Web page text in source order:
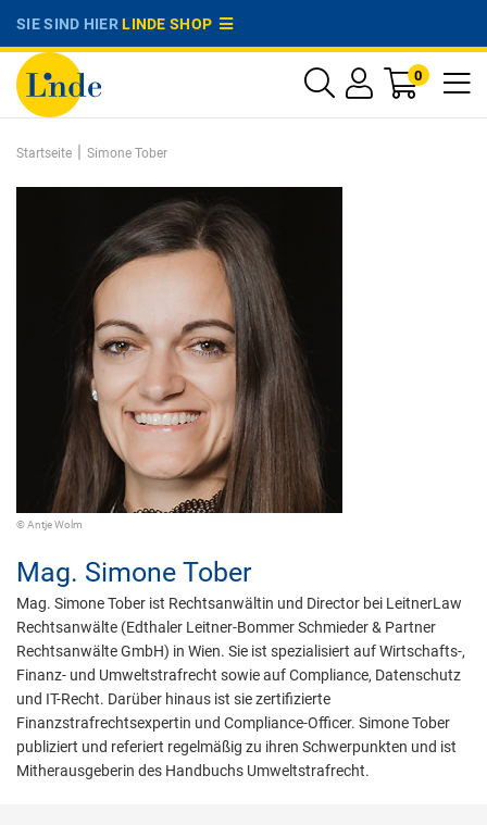
SIE SIND HIERLINDE SHOP
0
Startseite | Simone Tober
© Antje Wolm
Mag. Simone Tober
Mag. Simone Tober ist Rechtsanwältin und Director bei LeitnerLaw
Rechtsanwälte (Edthaler Leitner-Bommer Schmieder & Partner
Rechtsanwälte GmbH) in Wien. Sie ist spezialisiert auf Wirtschafts-,
Finanz- und Umweltstrafrecht sowie auf Compliance, Datenschutz
und IT-Recht. Darüber hinaus ist sie zertifizierte
Finanzstrafrechtsexpertin und Compliance-Officer. Simone Tober
publiziert und referiert regelmäßig zu ihren Schwerpunkten und ist
Mitherausgeberin des Handbuchs Umweltstrafrecht.